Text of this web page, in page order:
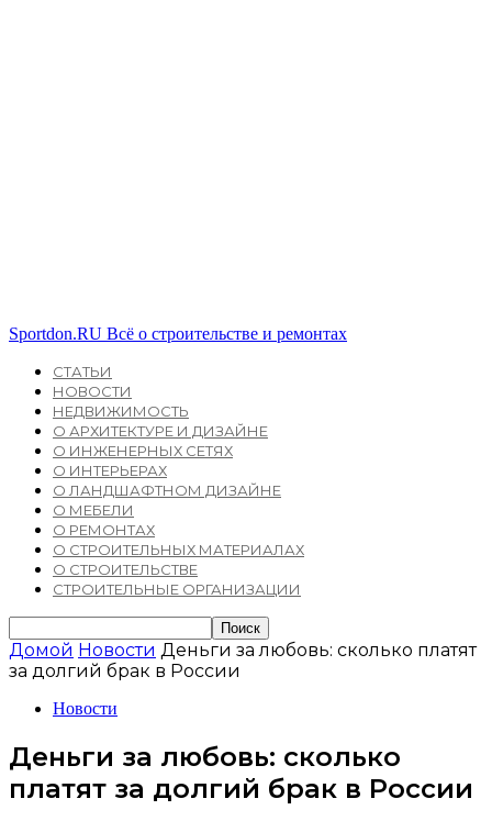
Sportdon.RU Всё о строительстве и ремонтах
СТАТЬИ
НОВОСТИ
НЕДВИЖИМОСТЬ
О АРХИТЕКТУРЕ И ДИЗАЙНЕ
О ИНЖЕНЕРНЫХ СЕТЯХ
О ИНТЕРЬЕРАХ
О ЛАНДШАФТНОМ ДИЗАЙНЕ
О МЕБЕЛИ
О РЕМОНТАХ
О СТРОИТЕЛЬНЫХ МАТЕРИАЛАХ
О СТРОИТЕЛЬСТВЕ
СТРОИТЕЛЬНЫЕ ОРГАНИЗАЦИИ
Домой Новости Деньги за любовь: сколько платят
за долгий брак в России
Новости
Деньги за любовь: сколько
платят за долгий брак в России